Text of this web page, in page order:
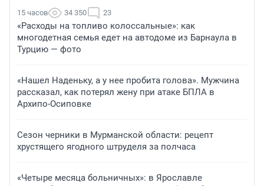
15 часов 34 350 23
«Расходы на топливо колоссальные»: как
многодетная семья едет на автодоме из Барнаула в
Турцию — фото
«Нашел Наденьку, а у нее пробита голова». Мужчина
рассказал, как потерял жену при атаке БПЛА в
Архипо-Осиповке
Сезон черники в Мурманской области: рецепт
хрустящего ягодного штруделя за полчаса
«Четыре месяца больничных»: в Ярославле